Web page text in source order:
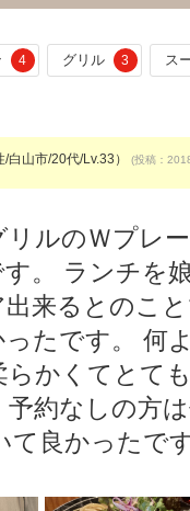
4 グリル 3 ス
/白山市/20代/Lv.33） (投稿：
ルのＷプレ
。 ランチを
来るとのこ
たです。 何
かくてとて
予約なしの方
て良かったで